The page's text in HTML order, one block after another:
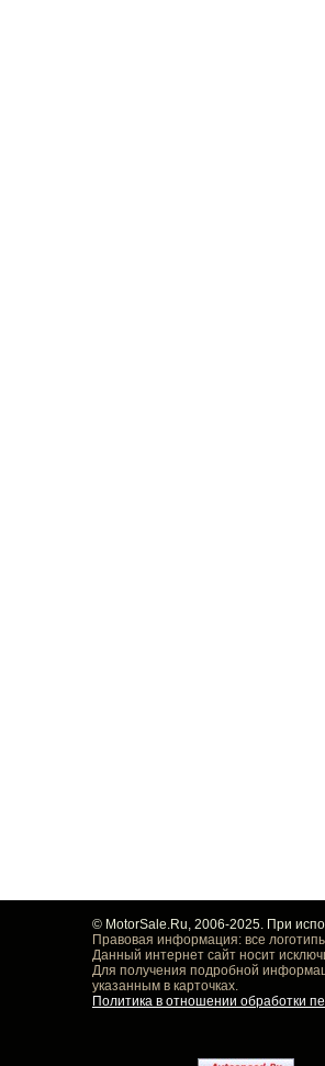
© MotorSale.Ru, 2006-2025. При
Правовая информация: все
Данный интернет сайт носит
Для получения подробной
указанным в карточках.
Политика в отношении обработки